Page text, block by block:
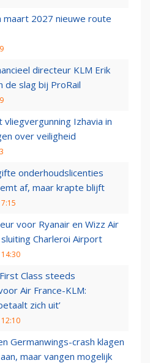
maart 2027 nieuwe route
directeur KLM Erik
de slag bij ProRail
vliegvergunning Izhavia in
over veiligheid
onderhoudslicenties
af, maar krapte blijft
voor Ryanair en Wizz Air
Charleroi Airport
Class steeds
Air France-KLM:
zich uit’
Germanwings-crash klagen
maar vangen mogelijk